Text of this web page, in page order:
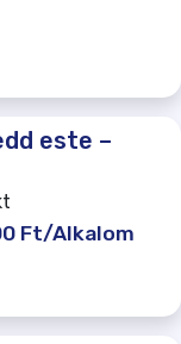
este –
Ft/Alkalom